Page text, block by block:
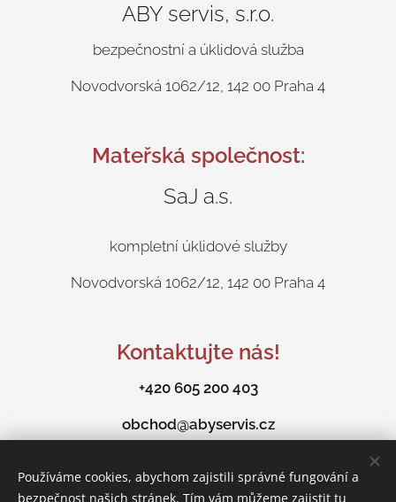
ABY servis, s.r.o.
bezpečnostní a úklidová služba
Novodvorská 1062/12, 142 00 Praha 4
Mateřská společnost:
SaJ a.s.
kompletní úklidové služby
Novodvorská 1062/12, 142 00 Praha 4
Kontaktujte nás!
+420 605 200 403
obchod@abyservis.cz
Používáme cookies, abychom zajistili správné fungování a
bezpečnost našich stránek. Tím vám můžeme zajistit tu